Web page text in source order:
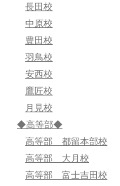
長田校
中原校
豊田校
羽鳥校
安西校
鷹匠校
月見校
◆高等部◆
高等部 都留本部校
高等部 大月校
高等部 富士吉田校